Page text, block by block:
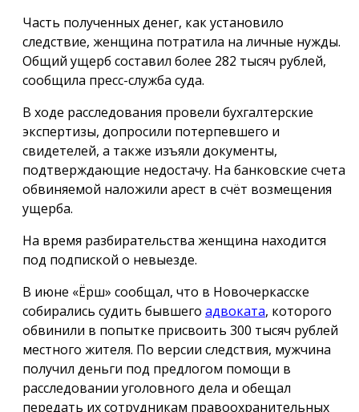
Часть полученных денег, как установило
следствие, женщина потратила на личные нужды.
Общий ущерб составил более 282 тысяч рублей,
сообщила пресс-служба суда.
В ходе расследования провели бухгалтерские
экспертизы, допросили потерпевшего и
свидетелей, а также изъяли документы,
подтверждающие недостачу. На банковские счета
обвиняемой наложили арест в счёт возмещения
ущерба.
На время разбирательства женщина находится
под подпиской о невыезде.
В июне «Ёрш» сообщал, что в Новочеркасске
собирались судить бывшего адвоката, которого
обвинили в попытке присвоить 300 тысяч рублей
местного жителя. По версии следствия, мужчина
получил деньги под предлогом помощи в
расследовании уголовного дела и обещал
передать их сотрудникам правоохранительных